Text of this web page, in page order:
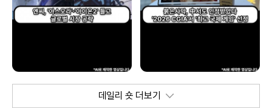
데일리 숏 더보기